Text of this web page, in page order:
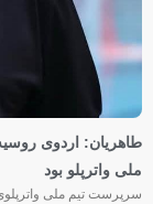
طاهریان: اردوی
ملی واترپلو بود
سرپرست تیم ملی